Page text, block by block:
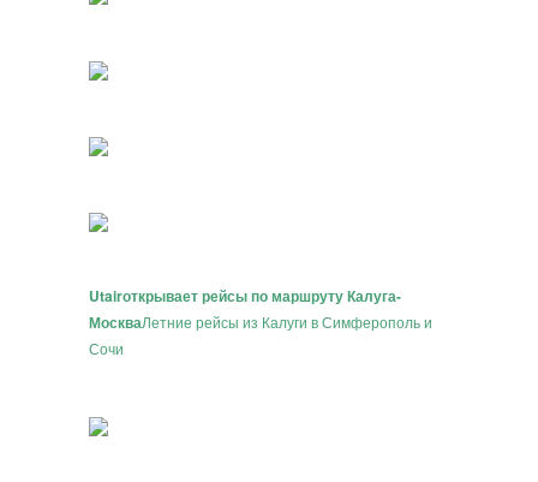
Utairоткрывает рейсы по маршруту Калуга-
МоскваЛетние рейсы из Калуги в Симферополь и
Сочи